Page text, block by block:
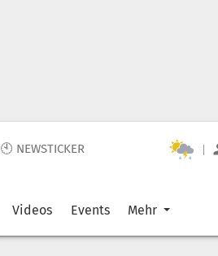
🕙 NEWSTICKER |
Videos Events Mehr